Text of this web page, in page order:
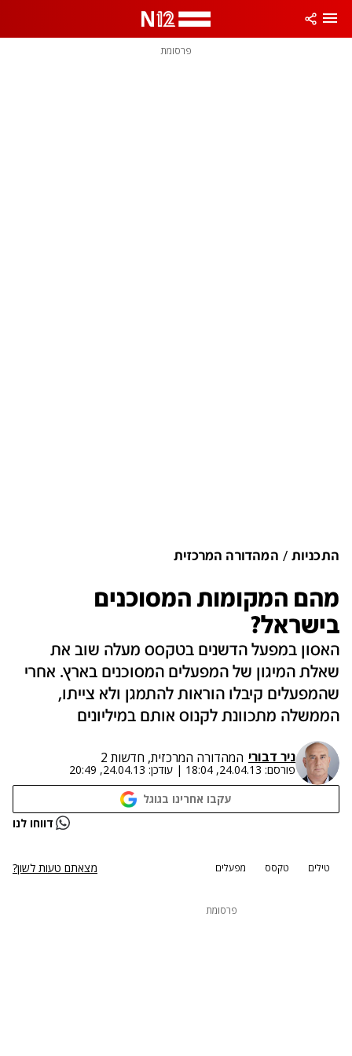
פרסומת
התכניות המהדורה המרכזית
מהם המקומות המסוכנים
בישראל?
האסון במפעל הדשנים בטקסס מעלה שוב את
שאלת המיגון של המפעלים המסוכנים בארץ. אחרי
שהמפעלים קיבלו הוראות להתמגן ולא צייתו,
הממשלה מתכוונת לקנוס אותם במיליונים
ניר דבורי המהדורה המרכזית, חדשות 2
פורסם: 24.04.13, 18:04
| עודכן: 24.04.13, 20:49
עקבו אחרינו בגוגל
דווחו לנו
טילים טקסס מפעלים מצאתם טעות לשון?
פרסומת